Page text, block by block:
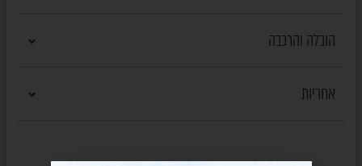
הובלה והרכבה
אחריות